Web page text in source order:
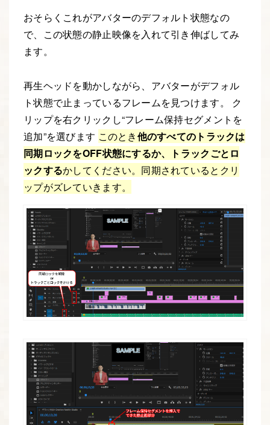
おそらくこれがアバターのデフォルト状態なの
で、この状態の静止映像を入れて引き伸ばしてみ
ます。
再生ヘッドを動かしながら、アバターがデフォル
ト状態で止まっているフレームを見つけます。 ク
リップを右クリックし“フレーム保持セグメントを
追加”を選びます このとき他のすべてのトラックは
同期ロックをOFF状態にするか、トラックごとロ
ックするかしてください。同期されているとクリ
ップがズレていきます。